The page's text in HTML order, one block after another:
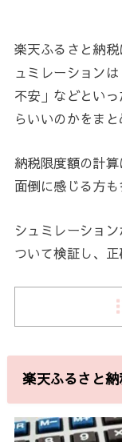
楽天ふるさと納
ュミレーション
不安」などとい
らいいのかをまと
納税限度額の計
面倒に感じる方も
シュミレーショ
ついて検証し、正
楽天ふるさと